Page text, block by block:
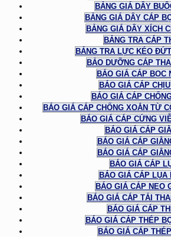
BẢNG GIÁ DÂY
BẢNG GIÁ DÂY CÁP
BẢNG GIÁ DÂY XÍCH
BẢNG TRA CÁP
BẢNG TRA LỰC KÉO
BẢO DƯỠNG CÁP
BÁO GIÁ CÁP BỌC
BÁO GIÁ CÁP
BÁO GIÁ CÁP
BÁO GIÁ CÁP CHỐNG XOẮN TỪ
BÁO GIÁ CÁP CỨNG
BÁO GIÁ CÁP
BÁO GIÁ CÁP
BÁO GIÁ CÁP
BÁO GIÁ CÁP
BÁO GIÁ CÁP LỤA
BÁO GIÁ CÁP NEO
BÁO GIÁ CÁP TẢI
BÁO GIÁ CÁP
BÁO GIÁ CÁP THÉP
BÁO GIÁ CÁP